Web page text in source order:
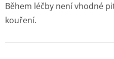
Během léčby není vhodné
kouření.